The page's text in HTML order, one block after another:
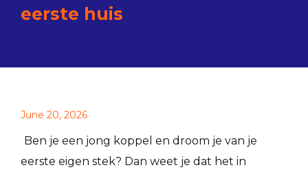
eerste huis
June 20, 2026
Ben je een jong koppel en droom je van je
eerste eigen stek? Dan weet je dat het in